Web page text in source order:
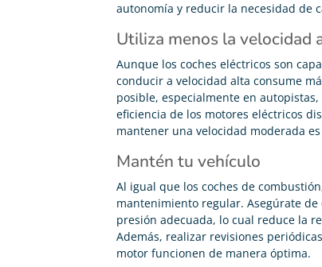
autonomía y reducir la necesidad de
Utiliza menos la velocidad
Aunque los coches eléctricos son
conducir a velocidad alta consume
posible, especialmente en
eficiencia de los motores eléctricos
mantener una velocidad moderada
Mantén tu vehículo
Al igual que los coches de
mantenimiento regular. Asegúrate
presión adecuada, lo cual reduce la
Además, realizar revisiones
motor funcionen de manera óptima.